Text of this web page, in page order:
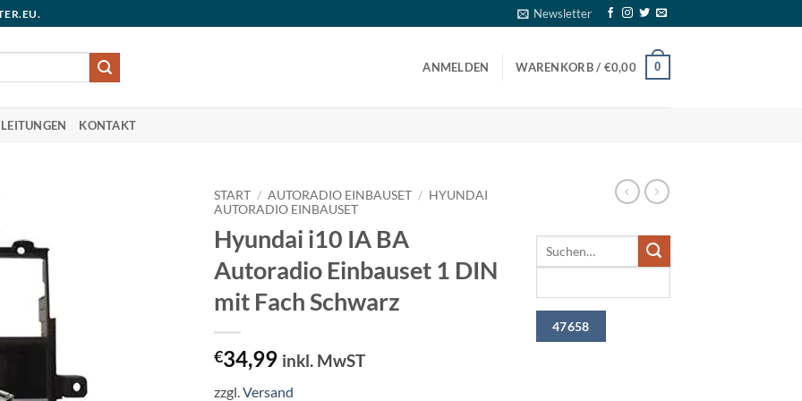
Newsletter
ANMELDEN WARENKORB / €0,00 0
KONTAKT
START / AUTORADIO EINBAUSET / HYUNDAI
AUTORADIO EINBAUSET
Hyundai i10 IA BA
Autoradio Einbauset 1 DIN
mit Fach Schwarz
€34,99 inkl. MwST
zzgl. Versand